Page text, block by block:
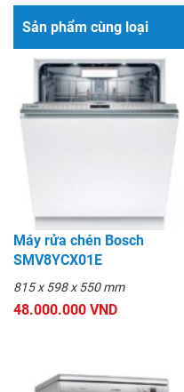
Sản phẩm cùng loại
Máy rửa chén Bosch
SMV8YCX01E
815 x 598 x 550 mm
48.000.000 VND